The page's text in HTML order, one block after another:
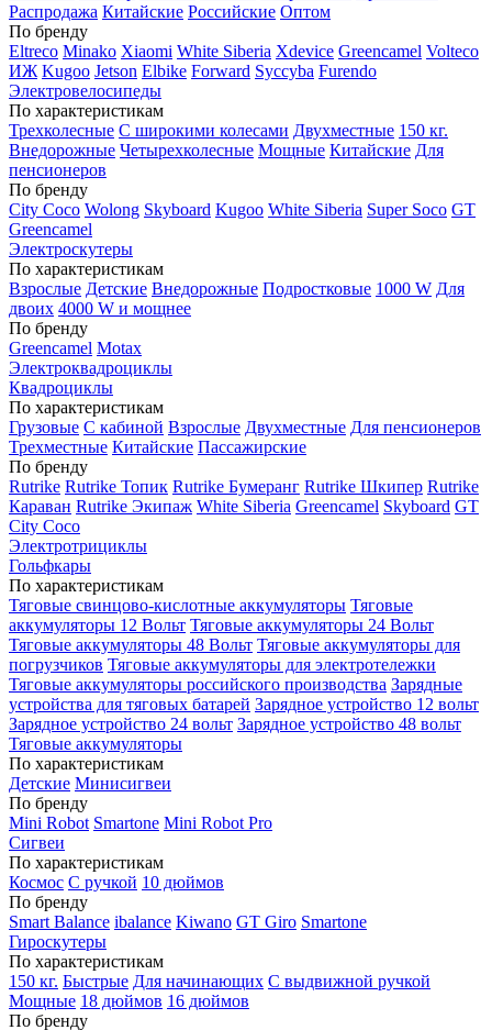
Распродажа Китайские Российские Оптом
По бренду
Eltreco Minako Xiaomi White Siberia Xdevice Greencamel Volteco
ИЖ Kugoo Jetson Elbike Forward Syccyba Furendo
Электровелосипеды
По характеристикам
Трехколесные С широкими колесами Двухместные 150 кг.
Внедорожные Четырехколесные Мощные Китайские Для
пенсионеров
По бренду
City Coco Wolong Skyboard Kugoo White Siberia Super Soco GT
Greencamel
Электроскутеры
По характеристикам
Взрослые Детские Внедорожные Подростковые 1000 W Для
двоих 4000 W и мощнее
По бренду
Greencamel Motax
Электроквадроциклы
Квадроциклы
По характеристикам
Грузовые С кабиной Взрослые Двухместные Для пенсионеров
Трехместные Китайские Пассажирские
По бренду
Rutrike Rutrike Топик Rutrike Бумеранг Rutrike Шкипер Rutrike
Караван Rutrike Экипаж White Siberia Greencamel Skyboard GT
City Coco
Электротрициклы
Гольфкары
По характеристикам
Тяговые свинцово-кислотные аккумуляторы Тяговые
аккумуляторы 12 Вольт Тяговые аккумуляторы 24 Вольт
Тяговые аккумуляторы 48 Вольт Тяговые аккумуляторы для
погрузчиков Тяговые аккумуляторы для электротележки
Тяговые аккумуляторы российского производства Зарядные
устройства для тяговых батарей Зарядное устройство 12 вольт
Зарядное устройство 24 вольт Зарядное устройство 48 вольт
Тяговые аккумуляторы
По характеристикам
Детские Минисигвеи
По бренду
Mini Robot Smartone Mini Robot Pro
Сигвеи
По характеристикам
Космос С ручкой 10 дюймов
По бренду
Smart Balance ibalance Kiwano GT Giro Smartone
Гироскутеры
По характеристикам
150 кг. Быстрые Для начинающих С выдвижной ручкой
Мощные 18 дюймов 16 дюймов
По бренду